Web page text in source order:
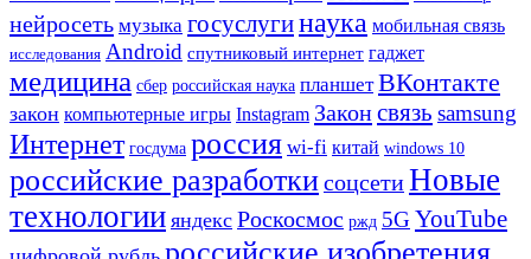
нейросеть музыка госуслугинаука мобильная связь
исследования Android спутниковый интернет гаджет
медицина сбер российская наука планшет ВКонтакте
закон компьютерные игры Instagram Законсвязь samsung
Интернет госдума россия wi-fi китай windows 10
российские разработкисоцсетиНовые
технологии яндекс Роскосмос ржд 5G YouTube